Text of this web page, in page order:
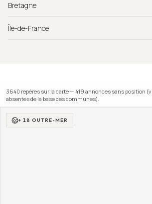
Bretagne
Île-de-France
3640 repères sur la carte — 419 annonces sans position
absentes de la base des communes).
+ 18 OUTRE-MER